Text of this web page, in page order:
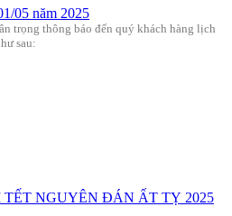
05 năm 2025
trọng thông báo đến quý khách hàng lịch
sau:
NGUYÊN ĐÁN ẤT TỴ 2025